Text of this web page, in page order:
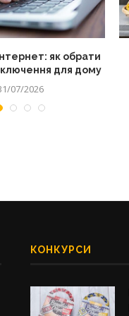
як обрати
для дому
07/2026
КОНКУРСИ